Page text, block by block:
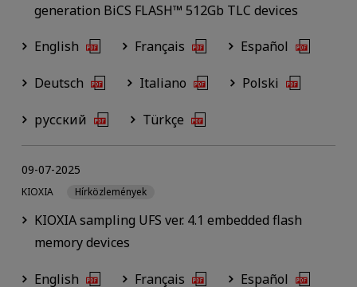
generation BiCS FLASH™ 512Gb TLC devices
English Français Español
Deutsch Italiano Polski
русский Türkçe
KIOXIA sampling UFS ver. 4.1 embedded flash
memory devices
09-07-2025
KIOXIA Hírközlemények
English Français Español